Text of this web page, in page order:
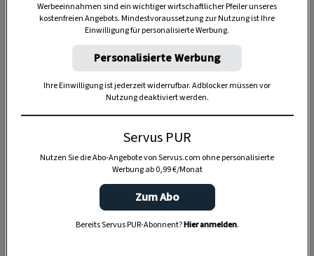
Anzeige
Werbeeinnahmen sind ein wichtiger wirtschaftlicher Pfeiler unseres
kostenfreien Angebots. Mindestvoraussetzung zur Nutzung ist Ihre
Einwilligung für personalisierte Werbung.
Personalisierte Werbung
Ihre Einwilligung ist jederzeit widerrufbar. Adblocker müssen vor
Nutzung deaktiviert werden.
Servus PUR
Nutzen Sie die Abo-Angebote von Servus.com ohne personalisierte
Werbung ab 0,99 €/Monat
Zum Abo
Bereits Servus PUR-Abonnent?Hier anmelden.